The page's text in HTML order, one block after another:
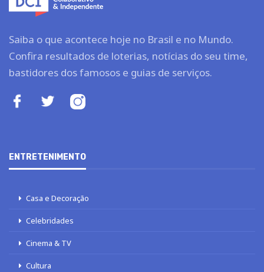
Saiba o que acontece hoje no Brasil e no Mundo.
Confira resultados de loterias, notícias do seu time,
bastidores dos famosos e guias de serviços.
ENTRETENIMENTO
Casa e Decoração
Celebridades
Cinema & TV
Cultura